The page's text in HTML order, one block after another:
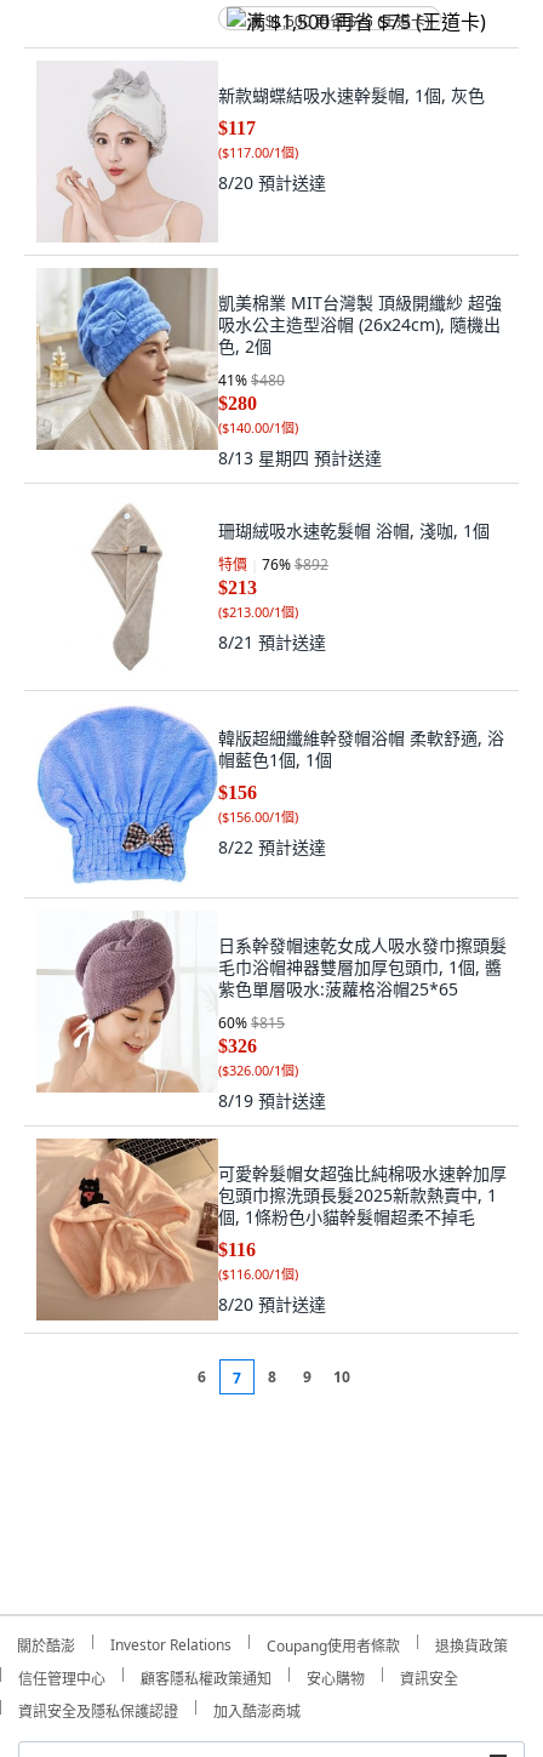
满 $1,500 再省 $75 (王道卡)
新款蝴蝶結吸水速幹髮帽, 1個, 灰色
$117
($117.00/1個)
8/20 預計送達
凱美棉業 MIT台灣製 頂級開纖紗 超強
吸水公主造型浴帽 (26x24cm), 隨機出
色, 2個
41%$480
$280
($140.00/1個)
8/13 星期四 預計送達
珊瑚絨吸水速乾髮帽 浴帽, 淺咖, 1個
特價 76%$892
$213
($213.00/1個)
8/21 預計送達
韓版超細纖維幹發帽浴帽 柔軟舒適, 浴
帽藍色1個, 1個
$156
($156.00/1個)
8/22 預計送達
日系幹發帽速乾女成人吸水發巾擦頭髮
毛巾浴帽神器雙層加厚包頭巾, 1個, 醬
紫色單層吸水:菠蘿格浴帽25*65
60%$815
$326
($326.00/1個)
8/19 預計送達
可愛幹髮帽女超強比純棉吸水速幹加厚
包頭巾擦洗頭長髮2025新款熱賣中, 1
個, 1條粉色小貓幹髮帽超柔不掉毛
$116
($116.00/1個)
8/20 預計送達
6 7 8 9 10
關於酷澎 Investor Relations Coupang使用者條款
退換貨政策
信任管理中心
顧客隱私權政策通知 安心購物
資訊安全
資訊安全及隱私保護認證
加入酷澎商城